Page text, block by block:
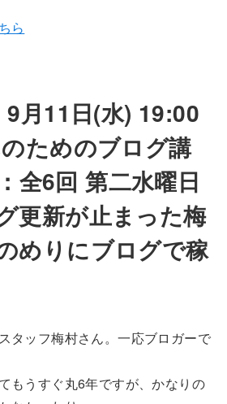
ら
9月11日(水) 19:00
ためのブログ講
全6回 第二水曜日
更新が止まった梅
めりにブログで稼
タッフ梅村さん。一応ブロガーで
もうすぐ丸6年ですが、かなりの